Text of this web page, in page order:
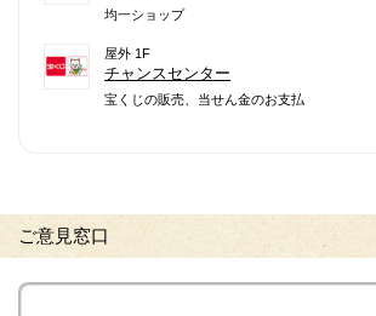
均一ショップ
屋外 1F
チャンスセンター
宝くじの販売、当せん金のお支払
ご意見窓口